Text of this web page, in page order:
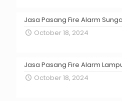
Jasa Pasang Fire Alarm
October 18, 2024
Jasa Pasang Fire Alarm
October 18, 2024